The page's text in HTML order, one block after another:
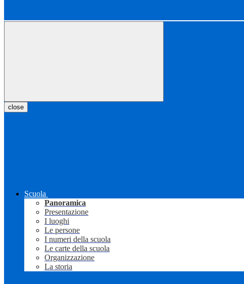
close
Scuola
Panoramica
Presentazione
I luoghi
Le persone
I numeri della scuola
Le carte della scuola
Organizzazione
La storia